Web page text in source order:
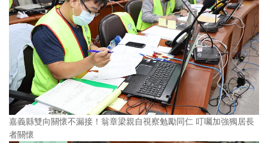
嘉義縣雙向關懷不漏接！翁章梁親自視察勉勵同仁 叮囑加強獨居長
者關懷